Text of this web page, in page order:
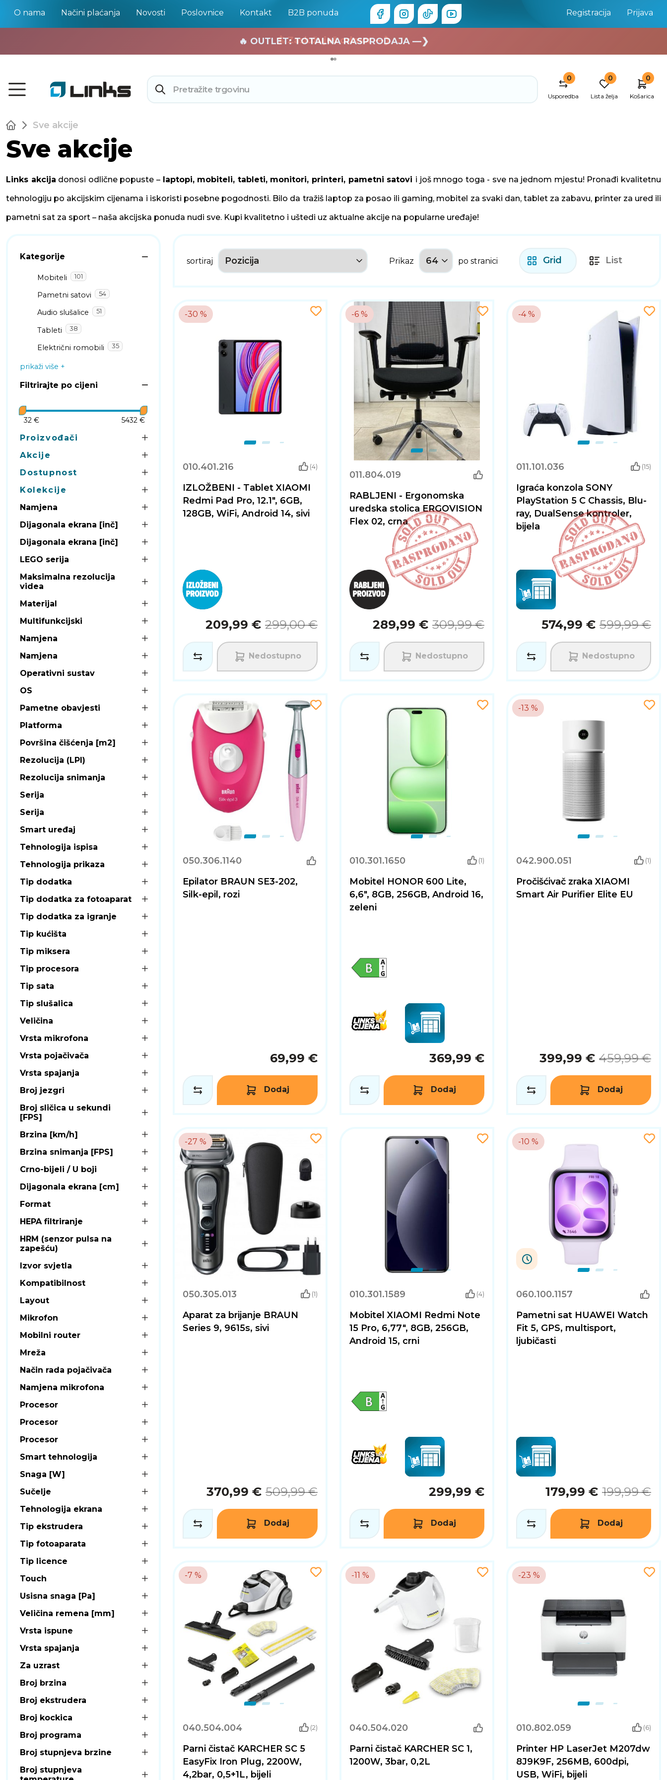
O nama Načini plaćanja Novosti Poslovnice Kontakt B2B ponuda Registracija Prijava
🏄 Zaslužuješ odmor —❯
🔥 OUTLET: TOTALNA RASPRODAJA —❯
0
Usporedba
0
Lista želja
0
Košarica
Sve akcije
Sve akcije
Links akcija donosi odlične popuste – laptopi, mobiteli, tableti, monitori, printeri, pametni satovi i još mnogo toga - sve na jednom mjestu! Pronađi kvalitetnu
tehnologiju po akcijskim cijenama i iskoristi posebne pogodnosti. Bilo da tražiš laptop za posao ili gaming, mobitel za svaki dan, tablet za zabavu, printer za ured ili
pametni sat za sport – naša akcijska ponuda nudi sve. Kupi kvalitetno i uštedi uz aktualne akcije na popularne uređaje!
Kategorije
Mobiteli 101
Pametni satovi 54
Audio slušalice 51
Tableti 38
Električni romobili 35
prikaži više
Filtrirajte po cijeni
32 € 5432 €
Proizvođači
Akcije
Dostupnost
Kolekcije
Namjena
Dijagonala ekrana [inč]
Dijagonala ekrana [inč]
LEGO serija
Maksimalna rezolucija
videa
Materijal
Multifunkcijski
Namjena
Namjena
Operativni sustav
OS
Pametne obavjesti
Platforma
Površina čišćenja [m2]
Rezolucija (LPI)
Rezolucija snimanja
Serija
Serija
Smart uređaj
Tehnologija ispisa
Tehnologija prikaza
Tip dodatka
Tip dodatka za fotoaparat
Tip dodatka za igranje
Tip kućišta
Tip miksera
Tip procesora
Tip sata
Tip slušalica
Veličina
Vrsta mikrofona
Vrsta pojačivača
Vrsta spajanja
Broj jezgri
Broj sličica u sekundi
[FPS]
Brzina [km/h]
Brzina snimanja [FPS]
Crno-bijeli / U boji
Dijagonala ekrana [cm]
Format
HEPA filtriranje
HRM (senzor pulsa na
zapešću)
Izvor svjetla
Kompatibilnost
Layout
Mikrofon
Mobilni router
Mreža
Način rada pojačivača
Namjena mikrofona
Procesor
Procesor
Procesor
Smart tehnologija
Snaga [W]
Sučelje
Tehnologija ekrana
Tip ekstrudera
Tip fotoaparata
Tip licence
Touch
Usisna snaga [Pa]
Veličina remena [mm]
Vrsta ispune
Vrsta spajanja
Za uzrast
Broj brzina
Broj ekstrudera
Broj kockica
Broj programa
Broj stupnjeva brzine
Broj stupnjeva
sortiraj Prikaz po stranici Grid List
-30 %
010.401.216 (4)
IZLOŽBENI - Tablet XIAOMI
Redmi Pad Pro, 12.1", 6GB,
128GB, WiFi, Android 14, sivi
209,99 € 299,00 €
Nedostupno
-6 %
011.804.019
RABLJENI - Ergonomska
uredska stolica ERGOVISION
Flex 02, crna
289,99 € 309,99 €
Nedostupno
-4 %
011.101.036 (15)
Igraća konzola SONY
PlayStation 5 C Chassis, Blu-
ray, DualSense kontroler,
bijela
574,99 € 599,99 €
Nedostupno
050.306.1140
Epilator BRAUN SE3-202,
Silk-epil, rozi
69,99 €
Dodaj
010.301.1650 (1)
Mobitel HONOR 600 Lite,
6,6", 8GB, 256GB, Android 16,
zeleni
369,99 €
Dodaj
-13 %
042.900.051 (1)
Pročišćivač zraka XIAOMI
Smart Air Purifier Elite EU
399,99 € 459,99 €
Dodaj
-27 %
050.305.013 (1)
Aparat za brijanje BRAUN
Series 9, 9615s, sivi
370,99 € 509,99 €
Dodaj
010.301.1589 (4)
Mobitel XIAOMI Redmi Note
15 Pro, 6,77", 8GB, 256GB,
Android 15, crni
299,99 €
Dodaj
-10 %
060.100.1157
Pametni sat HUAWEI Watch
Fit 5, GPS, multisport,
ljubičasti
Sati Minuta
53
Sekundi
179,99 € 199,99 €
Dodaj
-7 %
040.504.004 (2)
Parni čistač KARCHER SC 5
EasyFix Iron Plug, 2200W,
4,2bar, 0,5+1L, bijeli
-11 %
040.504.020
Parni čistač KARCHER SC 1,
1200W, 3bar, 0,2L
-23 %
010.802.059 (6)
Printer HP LaserJet M207dw
8J9K9F, 256MB, 600dpi,
USB, WiFi, bijeli